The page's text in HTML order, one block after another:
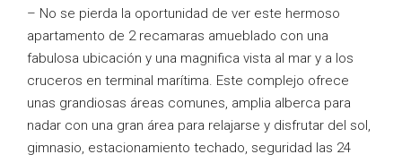
– No se pierda la oportunidad de ver este hermoso
apartamento de 2 recamaras amueblado con una
fabulosa ubicación y una magnifica vista al mar y a los
cruceros en terminal marítima. Este complejo ofrece
unas grandiosas áreas comunes, amplia alberca para
nadar con una gran área para relajarse y disfrutar del sol,
gimnasio, estacionamiento techado, seguridad las 24